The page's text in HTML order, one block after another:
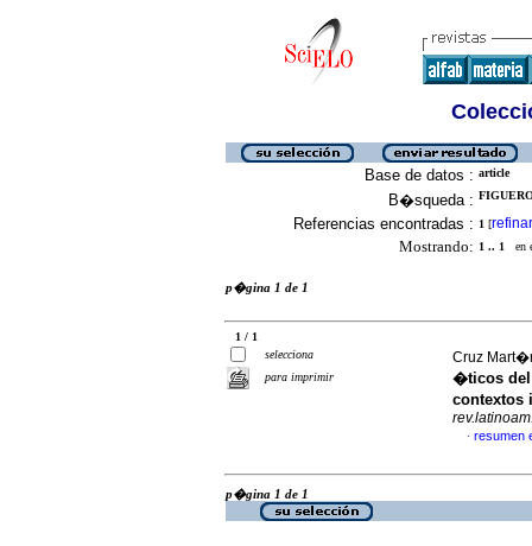
Base de datos : article
B�squeda :
Referencias encontradas : 1 [refinar
Mostrando: 1 .. 1 en
p�gina 1 de 1
1 / 1
selecciona
para imprimir
Cruz
�ticos del
contextos
· resumen
p�gina 1 de 1